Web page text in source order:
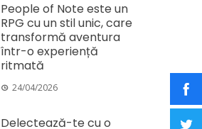
People of Note este un
RPG cu un stil unic, care
transformă aventura
într-o experiență
ritmată
24/04/2026
Delectează-te cu o